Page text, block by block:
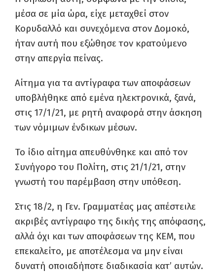
μέσα σε μία ώρα, είχε μεταχθεί στον
Κορυδαλλό και συνεχόμενα στον Δομοκό,
ήταν αυτή που εξώθησε τον κρατούμενο
στην απεργία πείνας.
Αίτημα για τα αντίγραφα των αποφάσεων
υποβλήθηκε από εμένα ηλεκτρονικά, ξανά,
στις 17/1/21, με ρητή αναφορά στην άσκηση
των νόμιμων ένδικων μέσων.
Το ίδιο αίτημα απευθύνθηκε και από τον
Συνήγορο του Πολίτη, στις 21/1/21, στην
γνωστή του παρέμβαση στην υπόθεση.
Στις 18/2, η Γεν. Γραμματέας μας απέστειλε
ακριβές αντίγραφο της δικής της απόφασης,
αλλά όχι και των αποφάσεων της ΚΕΜ, που
επεκαλείτο, με αποτέλεσμα να μην είναι
δυνατή οποιαδήποτε διαδικασία κατ’ αυτών.